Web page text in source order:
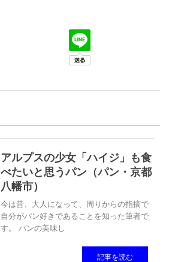
アルプスの少女「ハイジ」も食
べたいと思うパン（パン・京都
八幡市）
今は昔、大人になって、周りからの指摘で
自分がパン好きであることを知った筆者で
す。 パンの美味し
記事を読む